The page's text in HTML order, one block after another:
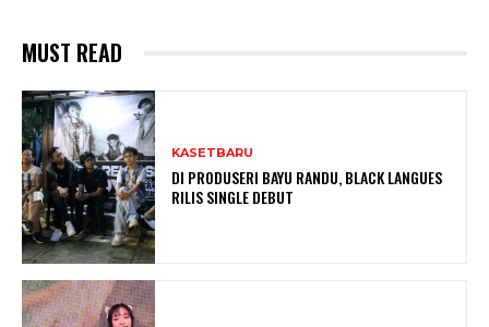
MUST READ
KASETBARU
DI PRODUSERI BAYU RANDU, BLACK LANGUES
RILIS SINGLE DEBUT